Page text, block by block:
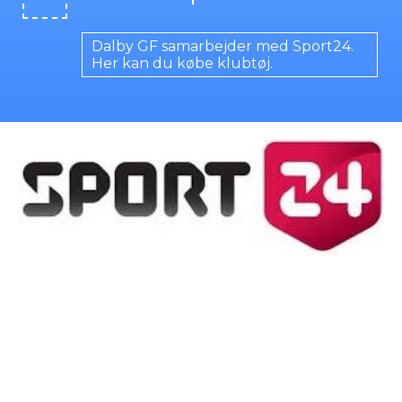
Dalby GF samarbejder med Sport24.
Her kan du købe klubtøj.